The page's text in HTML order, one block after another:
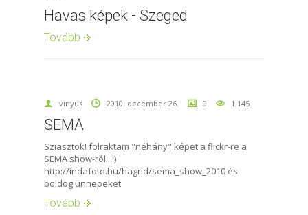
Havas képek - Szeged
Tovább
vinyus 2010. december 26. 0 1,145
SEMA
Sziasztok! fölraktam "néhány" képet a flickr-re a
SEMA show-ról...:)
http://indafoto.hu/hagrid/sema_show_2010 és
boldog ünnepeket
Tovább